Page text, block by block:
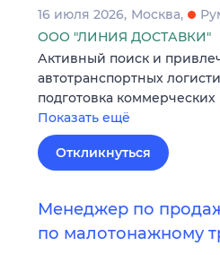
16 июля 2026 Москва
ООО "ЛИНИЯ ДОСТАВКИ"
Активный поиск и
автотранспортных
подготовка
Показать ещё
Откликнуться
Менеджер по
по малотонажному